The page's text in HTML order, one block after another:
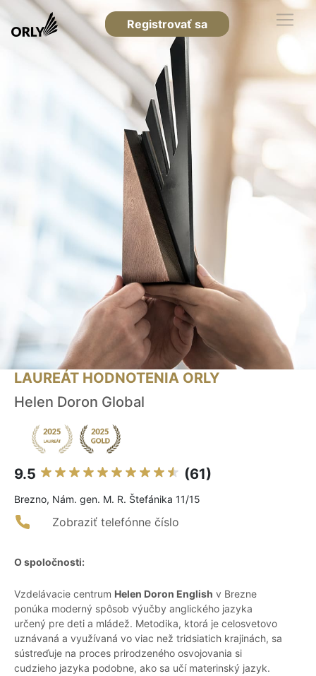
Registrovať sa
LAUREÁT HODNOTENIA ORLY
Helen Doron Global
9.5 (61)
Brezno, Nám. gen. M. R. Štefánika 11/15
Zobraziť telefónne číslo
O spoločnosti:
Vzdelávacie centrum Helen Doron English v Brezne
ponúka moderný spôsob výučby anglického jazyka
určený pre deti a mládež. Metodika, ktorá je celosvetovo
uznávaná a využívaná vo viac než tridsiatich krajinách, sa
sústreďuje na proces prirodzeného osvojovania si
cudzieho jazyka podobne, ako sa učí materinský jazyk.